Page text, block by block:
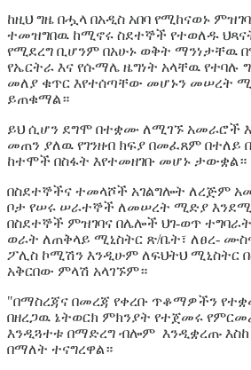
ከዚህ ግዜ በሗላ በአዲስ አበባ የሚከናወኑ
ተመዝግበዉ ከሚኖሩ ስደተኞች የተወለዱ
የሚደረግ ቢሆንም በአሁኑ ወቅት ማንነታቸዉ
የኤርትራ እና የሱማሌ ዜግነት አላቸዉ የተባሉ
መለያ ቁጥር እየተሰጣቸው መሆኑን መሠረት
ይጠቁማል።
ይህ ሲሆን ደግሞ በተቋሙ ለሚገኙ አመራሮች
መጠን ያለዉ የገንዘብ ክፍያ በመፈጸም በተለይ
ከተሞች በስፋት እየተመዘገቡ መሆኑ ታውቋል።
በስደተኞችና ተመላሾች አገልግሎት ለረጅም
ቦታ የሠሩ ሠራተኞች ለመሠረት ሚድያ
በስደተኞች ምዝገባና በሌሎች ህገ-ወጥ
ወራት ለጠቅላይ ሚኒስትር ጽ/ቤት፣ ለፀረ-
ፖሊስ ኮሚሽን እንዲሁም ለፍህትህ ሚኒስትር
አቅርበው ምላሽ አላገኙም።
"በማስረጃና በመረጃ የቀረቡ ጥቆማዎችን
በዘረጋዉ ኔትወርክ ምክንያት የተጀመሩ
እንዲጓተቱ በማድረግ ብሎም እንዲቋረጡ እስከ
በማለት ተናግረዋል።